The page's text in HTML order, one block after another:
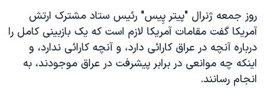
ویژه برنامه‌ها
ویدیوها
فرهنگ و زندگی
حقوق شهروندی
بایگانی برنامه‌های تلویزیونی
مستندها
انتخابات ریاست جمهوری آمریکا ۲۰۲۴
یادگیری زبان انگلیسی
دنبال کنید
روز جمعه ژنرال "پيتر پِيس" رئيس ستاد مشترک ارتش
آمريکا گفت مقامات آمريکا لازم است که يک بازبينی کامل را
درباره آنچه در عراق کارائی دارد، و آنچه کارائی ندارد، و
اينکه چه موانعی در برابر پيشرفت در عراق موجودند، به
انجام رسانند.